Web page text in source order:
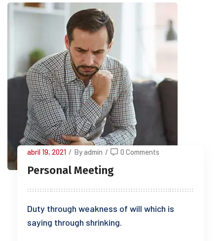
abril 19, 2021 / By admin / 0 Comments
Personal Meeting
Duty through weakness of will which is
saying through shrinking.